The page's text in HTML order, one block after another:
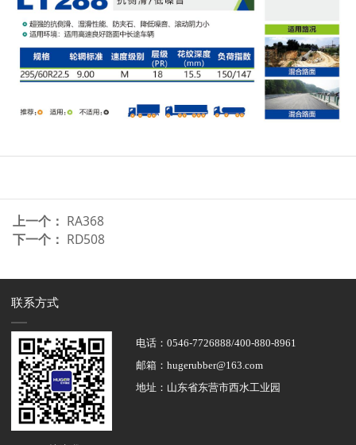
上一个： RA368
下一个： RD508
联系方式
电话：0546-7726888/400-880-8961
邮箱：hugerubber@163.com
地址：山东省东营市西水工业园